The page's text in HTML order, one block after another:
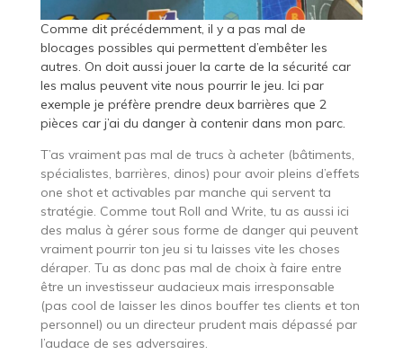
Comme dit précédemment, il y a pas mal de
blocages possibles qui permettent d’embêter les
autres. On doit aussi jouer la carte de la sécurité car
les malus peuvent vite nous pourrir le jeu. Ici par
exemple je préfère prendre deux barrières que 2
pièces car j’ai du danger à contenir dans mon parc.
T’as vraiment pas mal de trucs à acheter (bâtiments,
spécialistes, barrières, dinos) pour avoir pleins d’effets
one shot et activables par manche qui servent ta
stratégie. Comme tout Roll and Write, tu as aussi ici
des malus à gérer sous forme de danger qui peuvent
vraiment pourrir ton jeu si tu laisses vite les choses
déraper. Tu as donc pas mal de choix à faire entre
être un investisseur audacieux mais irresponsable
(pas cool de laisser les dinos bouffer tes clients et ton
personnel) ou un directeur prudent mais dépassé par
l’audace de ses adversaires.